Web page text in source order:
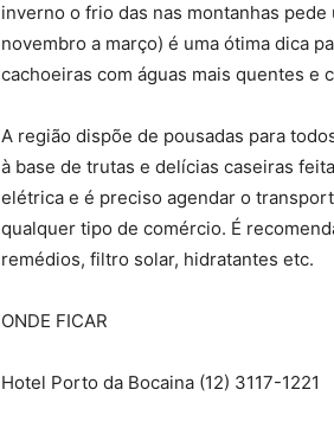
inverno o frio das nas montanhas
novembro a março) é uma ótima dica
cachoeiras com águas mais quentes e
A região dispõe de pousadas para
à base de trutas e delícias caseiras
elétrica e é preciso agendar o
qualquer tipo de comércio. É
remédios, filtro solar, hidratantes etc.
ONDE FICAR
Hotel Porto da Bocaina (12) 3117-1221